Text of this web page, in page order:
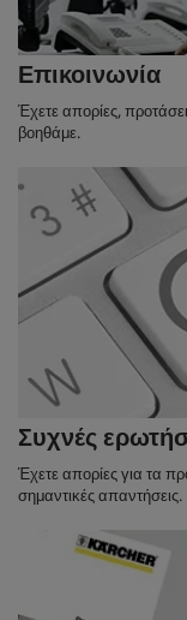
Επικοινωνία
Έχετε απορίες,
βοηθάμε.
Συχνές
Έχετε απορίες για τα
σημαντικές απαντήσεις.